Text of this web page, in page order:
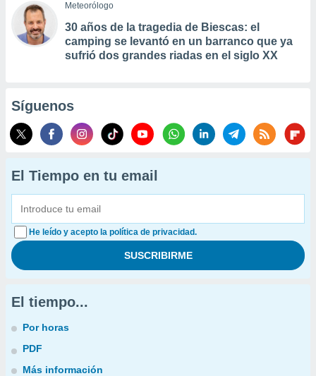
Meteorólogo
30 años de la tragedia de Biescas: el
camping se levantó en un barranco que ya
sufrió dos grandes riadas en el siglo XX
Síguenos
El Tiempo en tu email
He leído y acepto la política de privacidad.
El tiempo...
Por horas
PDF
Más información